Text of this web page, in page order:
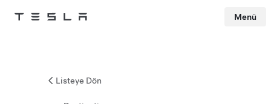
Tesla Menü
Listeye Dön